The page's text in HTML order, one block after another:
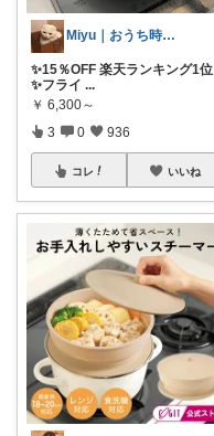
Miyu｜おうち時間の小さな幸せ🌸
✨15％OFF 楽天ランキング1位
✨フライ ...
￥ 6,300～
3 0 936
コレ いいね